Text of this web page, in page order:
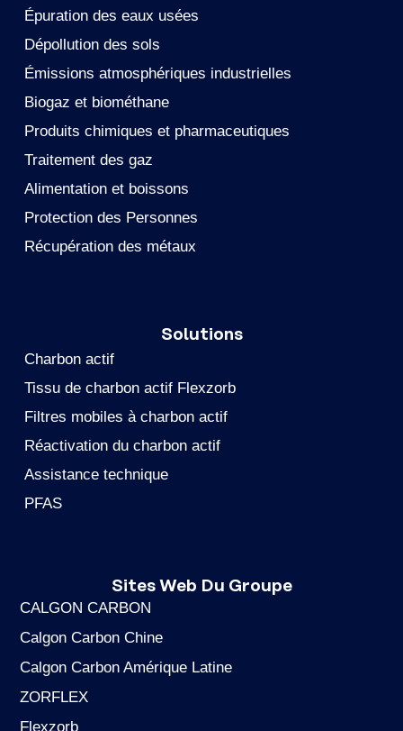
Épuration des eaux usées
Dépollution des sols
Émissions atmosphériques industrielles
Biogaz et biométhane
Produits chimiques et pharmaceutiques
Traitement des gaz
Alimentation et boissons
Protection des Personnes
Récupération des métaux
Solutions
Charbon actif
Tissu de charbon actif Flexzorb
Filtres mobiles à charbon actif
Réactivation du charbon actif
Assistance technique
PFAS
Sites Web Du Groupe
CALGON CARBON
Calgon Carbon Chine
Calgon Carbon Amérique Latine
ZORFLEX
Flexzorb